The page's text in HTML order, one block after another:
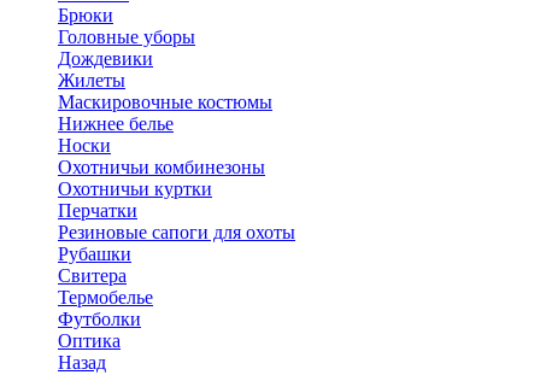
Брюки
Головные уборы
Дождевики
Жилеты
Маскировочные костюмы
Нижнее белье
Носки
Охотничьи комбинезоны
Охотничьи куртки
Перчатки
Резиновые сапоги для охоты
Рубашки
Свитера
Термобелье
Футболки
Оптика
Назад